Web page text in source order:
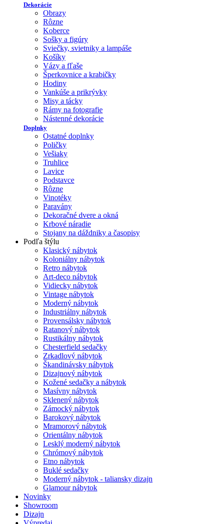
Dekorácie
Obrazy
Rôzne
Koberce
Sošky a figúry
Sviečky, svietniky a lampáše
Košíky
Vázy a fľaše
Šperkovnice a krabičky
Hodiny
Vankúše a prikrývky
Misy a tácky
Rámy na fotografie
Nástenné dekorácie
Doplnky
Ostatné doplnky
Poličky
Vešiaky
Truhlice
Lavice
Podstavce
Rôzne
Vinotéky
Paravány
Dekoračné dvere a okná
Krbové náradie
Stojany na dáždniky a časopisy
Podľa štýlu
Klasický nábytok
Koloniálny nábytok
Retro nábytok
Art-deco nábytok
Vidiecky nábytok
Vintage nábytok
Moderný nábytok
Industriálny nábytok
Provensálsky nábytok
Ratanový nábytok
Rustikálny nábytok
Chesterfield sedačky
Zrkadlový nábytok
Škandinávsky nábytok
Dizajnový nábytok
Kožené sedačky a nábytok
Masívny nábytok
Sklenený nábytok
Zámocký nábytok
Barokový nábytok
Mramorový nábytok
Orientálny nábytok
Lesklý moderný nábytok
Chrómový nábytok
Etno nábytok
Buklé sedačky
Moderný nábytok - taliansky dizajn
Glamour nábytok
Novinky
Showroom
Dizajn